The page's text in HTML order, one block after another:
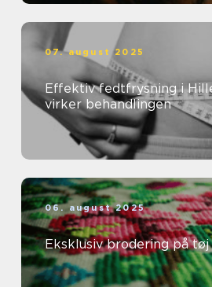
07. august 2025
Effektiv fedtfrysning i
virker behandlingen
06. august 2025
Eksklusiv brodering på tøj